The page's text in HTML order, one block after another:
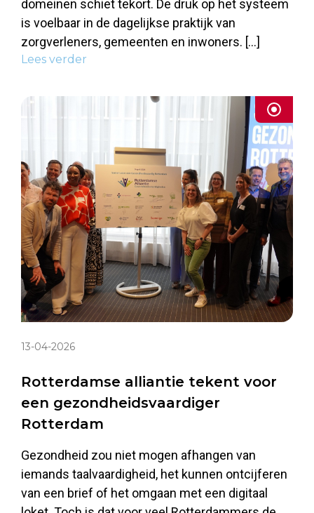
domeinen schiet tekort. De druk op het systeem
is voelbaar in de dagelijkse praktijk van
zorgverleners, gemeenten en inwoners. […]
Lees verder
13-04-2026
Rotterdamse alliantie tekent voor
een gezondheidsvaardiger
Rotterdam
Gezondheid zou niet mogen afhangen van
iemands taalvaardigheid, het kunnen ontcijferen
van een brief of het omgaan met een digitaal